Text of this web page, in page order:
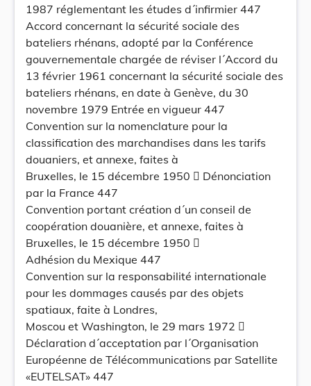
1987 réglementant les études d´infirmier 447
Accord concernant la sécurité sociale des
bateliers rhénans, adopté par la Conférence
gouvernementale chargée de réviser l´Accord du
13 février 1961 concernant la sécurité sociale des
bateliers rhénans, en date à Genève, du 30
novembre 1979 Entrée en vigueur 447
Convention sur la nomenclature pour la
classification des marchandises dans les tarifs
douaniers, et annexe, faites à
Bruxelles, le 15 décembre 1950  Dénonciation
par la France 447
Convention portant création d´un conseil de
coopération douanière, et annexe, faites à
Bruxelles, le 15 décembre 1950 
Adhésion du Mexique 447
Convention sur la responsabilité internationale
pour les dommages causés par des objets
spatiaux, faite à Londres,
Moscou et Washington, le 29 mars 1972 
Déclaration d´acceptation par l´Organisation
Européenne de Télécommunications par Satellite
«EUTELSAT» 447